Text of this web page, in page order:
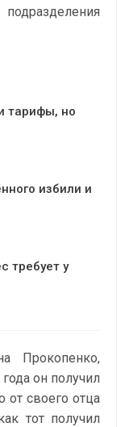
тарифы, но
избили и
требует у
Прокопенко,
он получил
от своего отца
тот получил